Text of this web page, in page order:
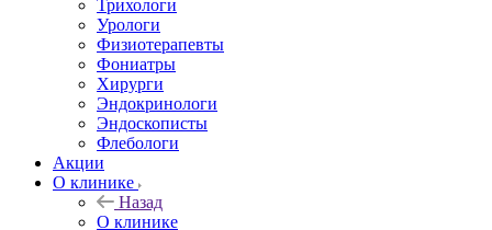
Трихологи
Урологи
Физиотерапевты
Фониатры
Хирурги
Эндокринологи
Эндоскописты
Флебологи
Акции
О клинике
Назад
О клинике